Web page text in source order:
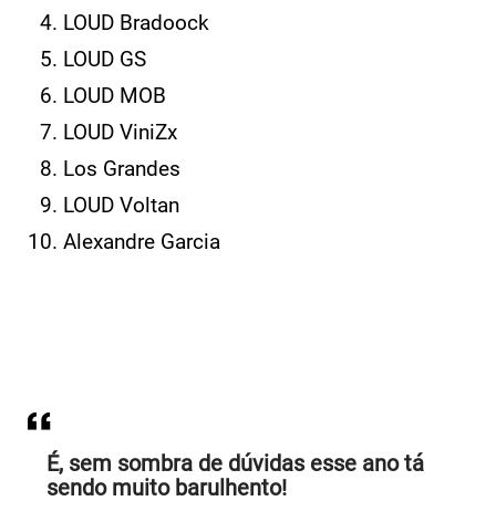
LOUD Bradoock
LOUD GS
LOUD MOB
LOUD ViniZx
Los Grandes
LOUD Voltan
Alexandre Garcia
É, sem sombra de dúvidas esse ano tá
sendo muito barulhento!